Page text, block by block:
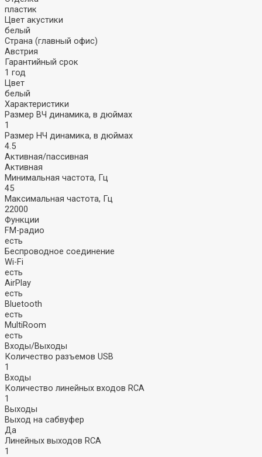
Акустика
Стационарная
Портативная
Саундбары
Винил
Звукосниматели
Аксессуары
ЦАПы
Bluetooth-ресиверы
ЦАП-усилители
Усилители
Звуковые карты
и микшеры
Внешние звуковые
пластик
Цвет акустики
белый
Страна (главный офис)
Австрия
Гарантийный срок
1 год
Цвет
белый
Характеристики
Размер ВЧ динамика, в дюймах
1
Размер НЧ динамика, в дюймах
4.5
Активная/пассивная
Активная
Минимальная частота, Гц
45
Максимальная частота, Гц
22000
Функции
FM-радио
есть
Беспроводное соединение
Wi-Fi
есть
AirPlay
есть
Bluetooth
есть
MultiRoom
есть
Входы/Выходы
Количество разъемов USB
1
Входы
Количество линейных входов RCA
1
Выходы
Выход на сабвуфер
Да
Линейных выходов RCA
1